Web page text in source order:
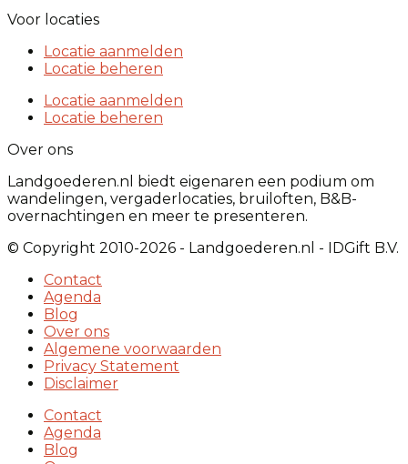
Voor locaties
Locatie aanmelden
Locatie beheren
Locatie aanmelden
Locatie beheren
Over ons
Landgoederen.nl biedt eigenaren een podium om
wandelingen, vergaderlocaties, bruiloften, B&B-
overnachtingen en meer te presenteren.
© Copyright 2010-2026 - Landgoederen.nl - IDGift B.V.
Contact
Agenda
Blog
Over ons
Algemene voorwaarden
Privacy Statement
Disclaimer
Contact
Agenda
Blog